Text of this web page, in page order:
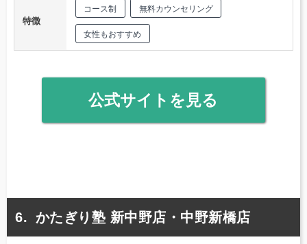
特徴
コース制 無料カウンセリング
女性もおすすめ
公式サイトを見る
かたぎり塾 新中野店・中野新橋店